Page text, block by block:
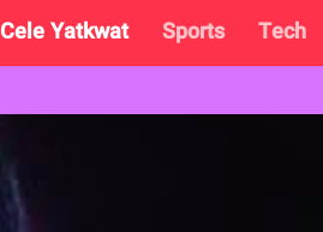
Cele Yatkwat Sports
Tech